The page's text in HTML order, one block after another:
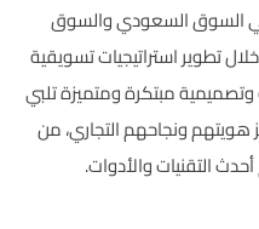
السوق السعودي والسوق
من خلال تطوير استراتيجيات تسويقية
مبتكرة ومتميزة تلبي
هويتهم ونجاحهم التجاري، من
التقنيات والأدوات.